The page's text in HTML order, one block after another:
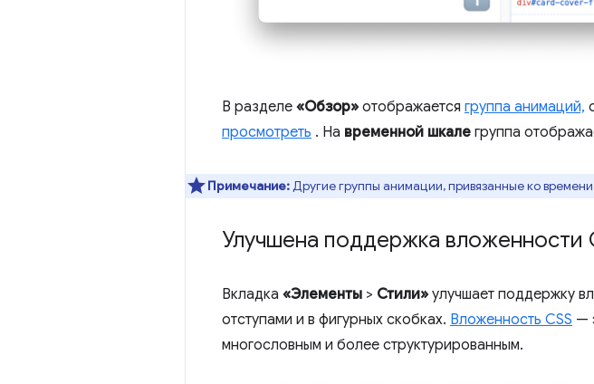
В разделе «Обзор» отображается группа анимаций,
просмотреть . На временной шкале группа
Примечание:Другие группы анимации, привязанные ко
Улучшена поддержка вложенности
Вкладка «Элементы > Стили» улучшает поддержку
отступами и в фигурных скобках. Вложенность CSS —
многословным и более структурированным.